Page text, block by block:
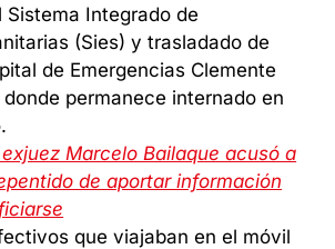
Sistema Integrado de
(Sies) y trasladado de
de Emergencias Clemente
permanece internado en
exjuez Marcelo Bailaque acusó a
de aportar información
que viajaban en el móvil